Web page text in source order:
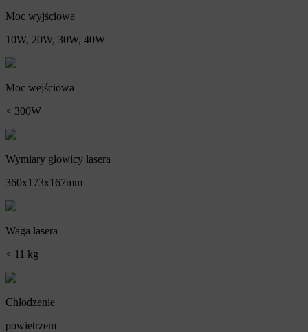
Moc wyjściowa
10W, 20W, 30W, 40W
Moc wejściowa
< 300W
Wymiary głowicy lasera
360x173x167mm
Waga lasera
< 11 kg
Chłodzenie
powietrzem